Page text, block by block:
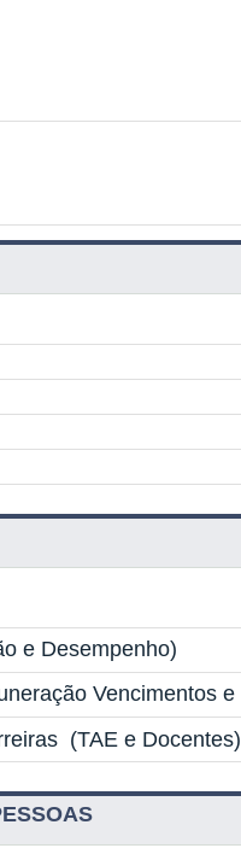
e Desempenho)
Vencimentos
(TAE e Docentes)